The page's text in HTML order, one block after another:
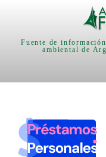
Fuente de
ambiental de